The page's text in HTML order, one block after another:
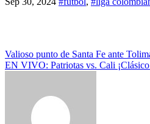
Navegación
de
Valioso punto de Santa Fe ante
EN VIVO: Patriotas vs. Cali ¡Clásico